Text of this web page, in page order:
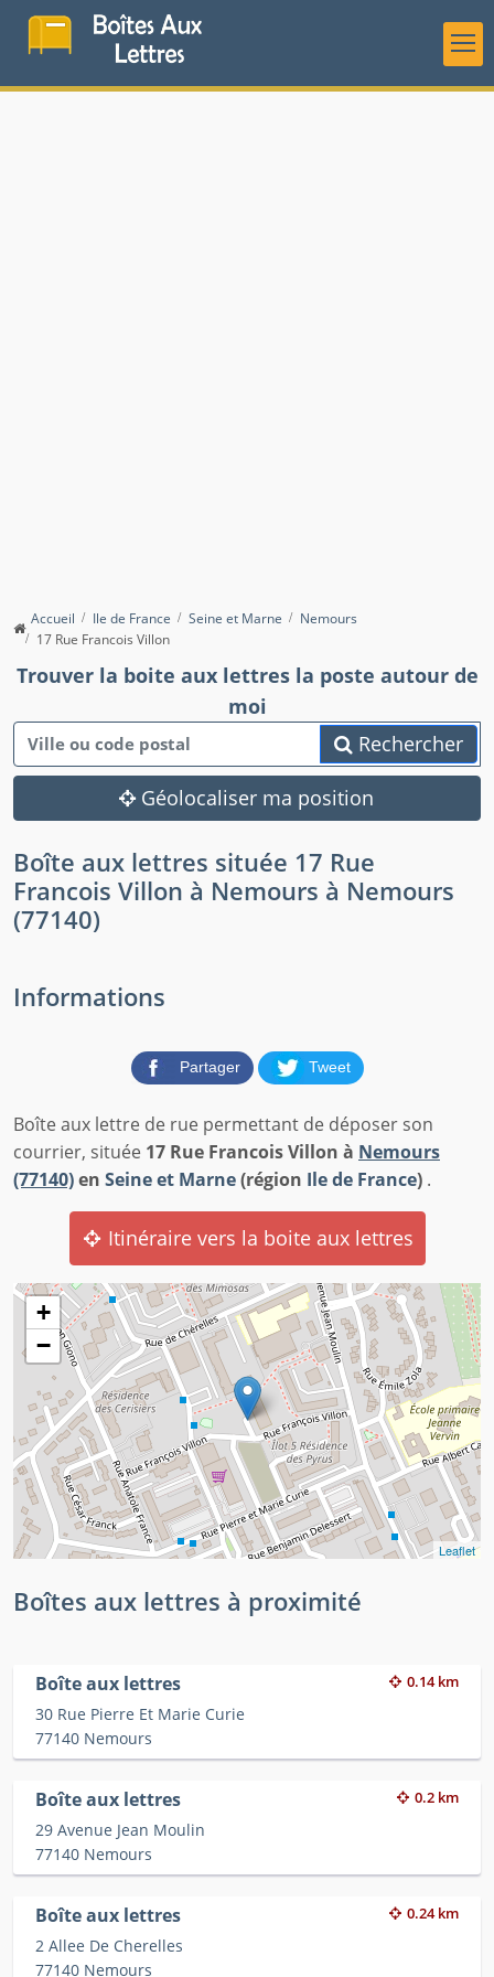
Accueil Ile de France Seine et Marne
Nemours
17 Rue Francois Villon
Trouver la boite aux lettres la poste autour de
moi
Rechercher
Géolocaliser ma position
Boîte aux lettres située 17 Rue
Francois Villon à Nemours à Nemours
(77140)
Informations
Partager Tweet
Boîte aux lettre de rue permettant de déposer son
courrier, située 17 Rue Francois Villon à Nemours
(77140)en Seine et Marne(région Ile de France) .
Itinéraire vers la boite aux lettres
+
−
Leaflet
Boîtes aux lettres à proximité
Boîte aux lettres 0.14 km
30 Rue Pierre Et Marie Curie
77140 Nemours
Boîte aux lettres 0.2 km
29 Avenue Jean Moulin
77140 Nemours
Boîte aux lettres 0.24 km
2 Allee De Cherelles
77140 Nemours